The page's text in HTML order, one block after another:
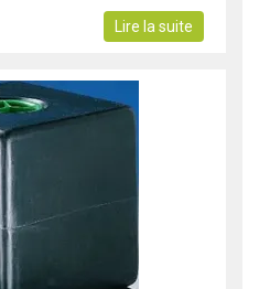
Lire la suite